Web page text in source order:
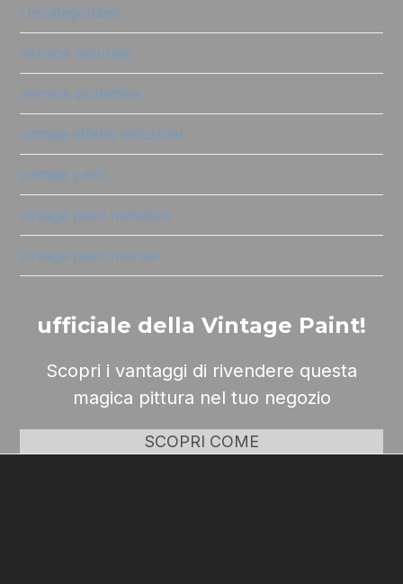
Uncategorized
vernice naturale
vernice protettiva
vintage effetto industrial
vintage paint
vintage paint metallica
vintage paint murale
ufficiale della Vintage Paint!
Scopri i vantaggi di rivendere questa
magica pittura nel tuo negozio
SCOPRI COME